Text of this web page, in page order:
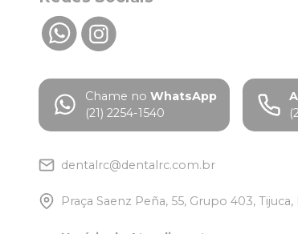
Chame no WhatsApp
(21) 2254-1540
dentalrc@dentalrc.com.br
Praça Saenz Peña, 55, Grupo 403,